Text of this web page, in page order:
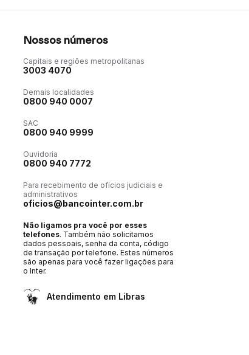
Nossos números
Capitais e regiões metropolitanas
3003 4070
Demais localidades
0800 940 0007
SAC
0800 940 9999
Ouvidoria
0800 940 7772
Para recebimento de ofícios judiciais e
administrativos
oficios@bancointer.com.br
Não ligamos pra você por esses
telefones. Também não solicitamos
dados pessoais, senha da conta, código
de transação por telefone. Estes números
são apenas para você fazer ligações para
o Inter.
Atendimento em Libras